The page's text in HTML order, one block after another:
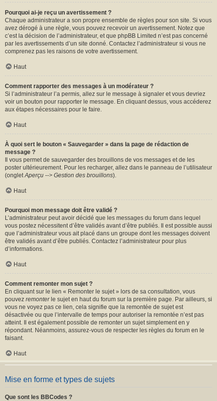
Pourquoi ai-je reçu un avertissement ?
Chaque administrateur a son propre ensemble de règles pour son site. Si vous
avez dérogé à une règle, vous pouvez recevoir un avertissement. Notez que
c’est la décision de l’administrateur, et que phpBB Limited n’est pas concerné
par les avertissements d’un site donné. Contactez l’administrateur si vous ne
comprenez pas les raisons de votre avertissement.
Haut
Comment rapporter des messages à un modérateur ?
Si l’administrateur l’a permis, allez sur le message à signaler et vous devriez
voir un bouton pour rapporter le message. En cliquant dessus, vous accéderez
aux étapes nécessaires pour le faire.
Haut
À quoi sert le bouton « Sauvegarder » dans la page de rédaction de
message ?
Il vous permet de sauvegarder des brouillons de vos messages et de les
poster ultérieurement. Pour les recharger, allez dans le panneau de l’utilisateur
(ongletAperçu --> Gestion des brouillons).
Haut
Pourquoi mon message doit être validé ?
L’administrateur peut avoir décidé que les messages du forum dans lequel
vous postez nécessitent d’être validés avant d’être publiés. Il est possible aussi
que l’administrateur vous ait placé dans un groupe dont les messages doivent
être validés avant d’être publiés. Contactez l’administrateur pour plus
d’informations.
Haut
Comment remonter mon sujet ?
En cliquant sur le lien « Remonter le sujet » lors de sa consultation, vous
pouvez remonterle sujet en haut du forum sur la première page. Par ailleurs, si
vous ne voyez pas ce lien, cela signifie que la remontée de sujet est
désactivée ou que l’intervalle de temps pour autoriser la remontée n’est pas
atteint. Il est également possible de remonter un sujet simplement en y
répondant. Néanmoins, assurez-vous de respecter les règles du forum en le
faisant.
Haut
Mise en forme et types de sujets
Que sont les BBCodes ?